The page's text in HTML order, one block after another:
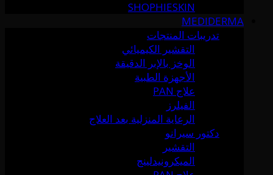
SHOPHIESKIN
MEDIDERMA
تدريبات المنتجات
التقشير الكيميائي
الوخز بالإبر الدقيقة
الأجهزة الطبية
علاج PAN
الفيلرز
الرعاية المنزلية بعد العلاج
دكتور سيرانو
التقشير
الميكرونيدلينج